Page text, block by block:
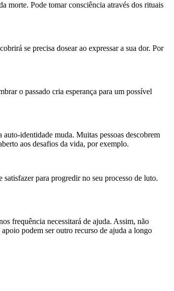
morte. Pode tomar consciência através dos rituais
se precisa dosear ao expressar a sua dor. Por
o passado cria esperança para um possível
identidade muda. Muitas pessoas descobrem
aos desafios da vida, por exemplo.
para progredir no seu processo de luto.
frequência necessitará de ajuda. Assim, não
podem ser outro recurso de ajuda a longo